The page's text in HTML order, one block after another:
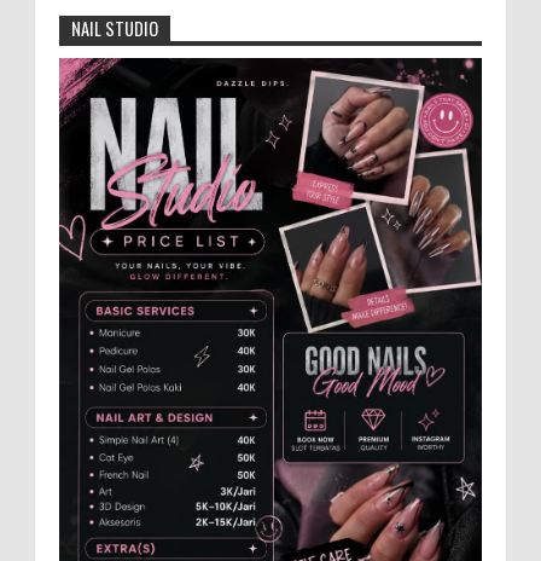
Kabupaten Jember 2026-2031
Jajaran Dewan Pengurus DPC Kabupaten
Jember 2025-2031, saat foto bersama
usai acara pelantikan di Gedung Jember Nusantara,
Selasa 28 Juli 2...
Anggota Karang Taruna Urunan Demi
Nobar Indonesia Lawan Vietnam
Pertandingan sepakbola antara Tim
Indonesia dan Vietnam tidak dilewatkan
begitu saha oleh penggemar bola, termasuk karang
taruna bahkan mere...
Dukung Pariwisata Polres Magetan Turut
Ambil Bagian Trail Run Ring of Lawu 2026
Istimewa MEMOPOS.co.id, Magetan -!
Kapolres Magetan AKBP Dr. Raden Erik
Bangun Prakasa, S.H., S.I.K., M.M., turut ambil bagian
dalam ajang b...
NAIL STUDIO